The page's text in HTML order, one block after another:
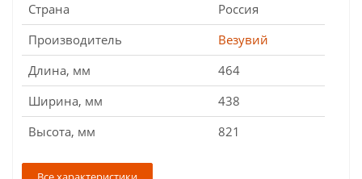
Страна
Россия
Производитель
Везувий
Длина, мм
464
Ширина, мм
438
Высота, мм
821